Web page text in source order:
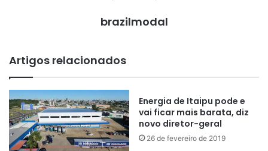
brazilmodal
Artigos relacionados
Energia de Itaipu pode e
vai ficar mais barata, diz
novo diretor-geral
26 de fevereiro de 2019